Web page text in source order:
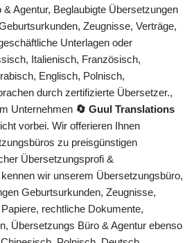
Agentur, Beglaubigte Übersetzungen
Zeugnisse, Verträge,
Unterlagen oder
Italienisch, Französisch,
Englisch, Polnisch,
durch zertifizierte Übersetzer.,
Unternehmen 🔄 Guul Translations
vorbei. Wir offerieren Ihnen
zu preisgünstigen
Übersetzungsprofi &
wir unserem Übersetzungsbüro,
Geburtsurkunden, Zeugnisse,
rechtliche Dokumente,
Übersetzungs Büro & Agentur ebenso